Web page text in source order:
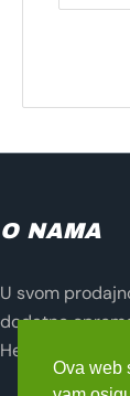
O NAMA
U svom
dodatne
Helmets,
Ova web